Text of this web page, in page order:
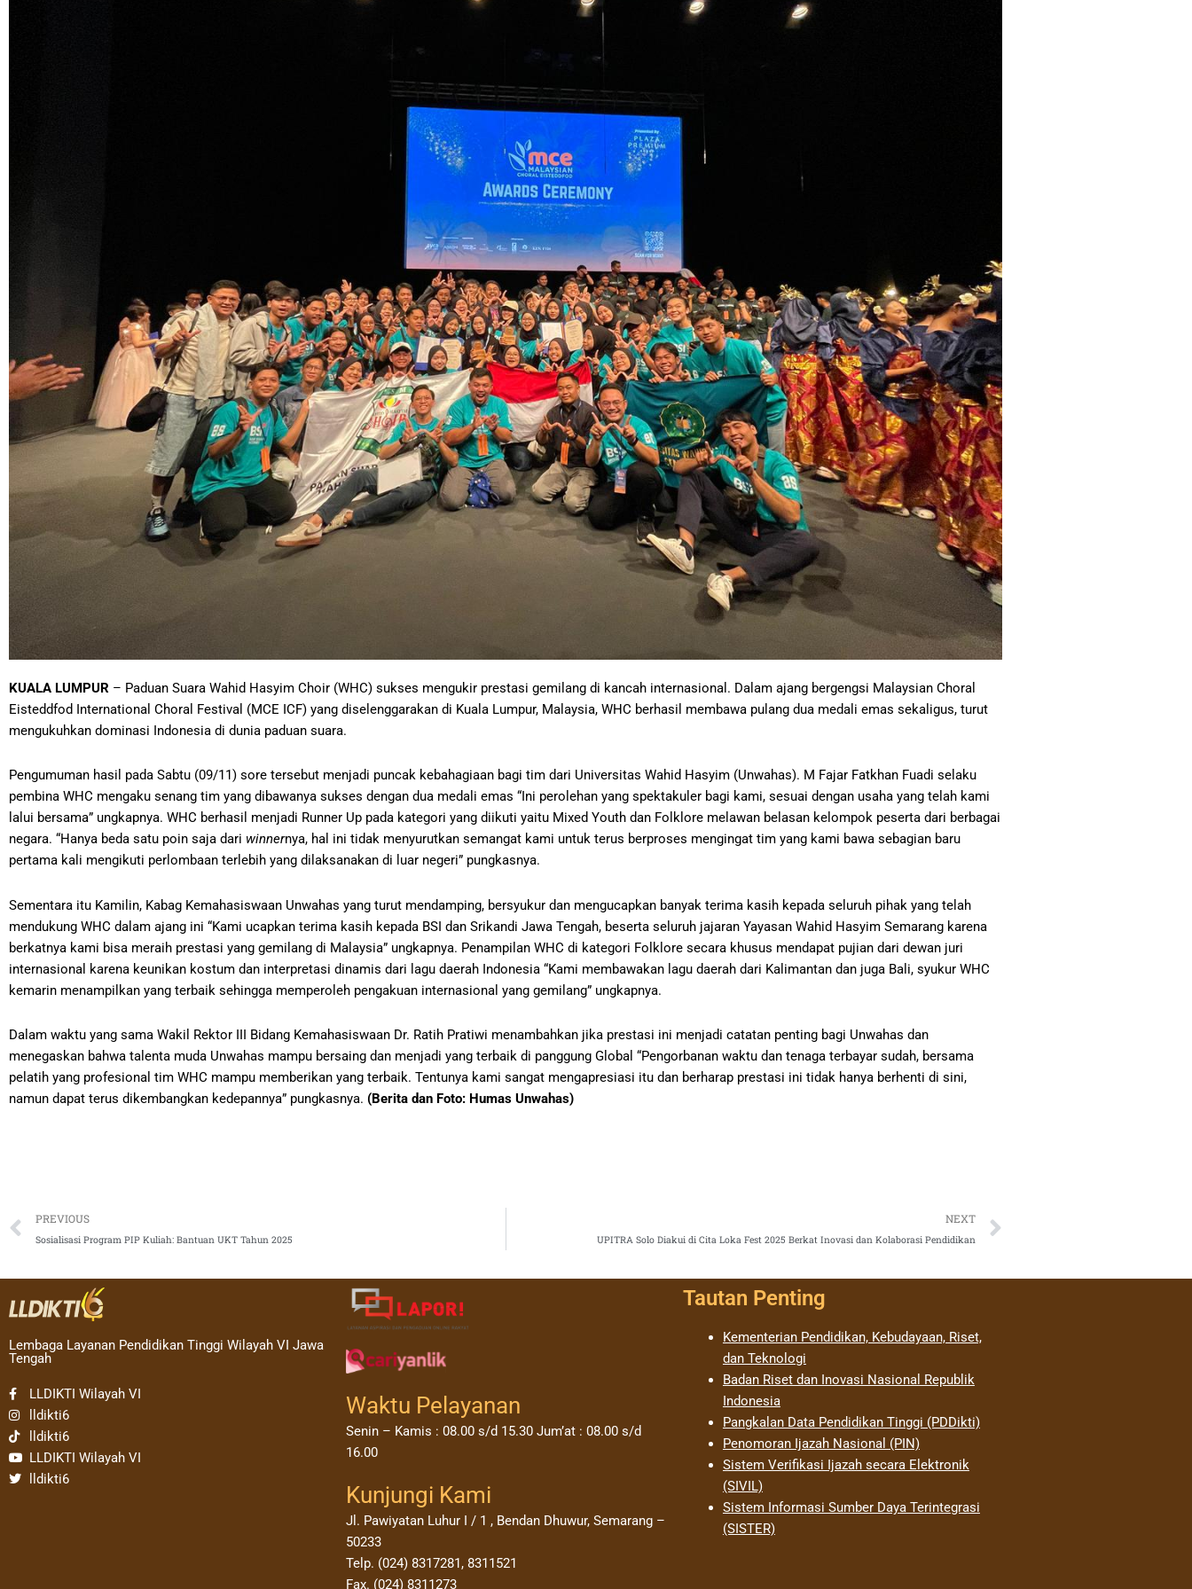
KUALA LUMPUR – Paduan Suara Wahid Hasyim Choir (WHC) sukses mengukir prestasi gemilang di kancah internasional. Dalam ajang bergengsi Malaysian Choral
Eisteddfod International Choral Festival (MCE ICF) yang diselenggarakan di Kuala Lumpur, Malaysia, WHC berhasil membawa pulang dua medali emas sekaligus, turut
mengukuhkan dominasi Indonesia di dunia paduan suara.
Pengumuman hasil pada Sabtu (09/11) sore tersebut menjadi puncak kebahagiaan bagi tim dari Universitas Wahid Hasyim (Unwahas). M Fajar Fatkhan Fuadi selaku
pembina WHC mengaku senang tim yang dibawanya sukses dengan dua medali emas “Ini perolehan yang spektakuler bagi kami, sesuai dengan usaha yang telah kami
lalui bersama” ungkapnya. WHC berhasil menjadi Runner Up pada kategori yang diikuti yaitu Mixed Youth dan Folklore melawan belasan kelompok peserta dari berbagai
negara. “Hanya beda satu poin saja dari winnernya, hal ini tidak menyurutkan semangat kami untuk terus berproses mengingat tim yang kami bawa sebagian baru
pertama kali mengikuti perlombaan terlebih yang dilaksanakan di luar negeri” pungkasnya.
Sementara itu Kamilin, Kabag Kemahasiswaan Unwahas yang turut mendamping, bersyukur dan mengucapkan banyak terima kasih kepada seluruh pihak yang telah
mendukung WHC dalam ajang ini “Kami ucapkan terima kasih kepada BSI dan Srikandi Jawa Tengah, beserta seluruh jajaran Yayasan Wahid Hasyim Semarang karena
berkatnya kami bisa meraih prestasi yang gemilang di Malaysia” ungkapnya. Penampilan WHC di kategori Folklore secara khusus mendapat pujian dari dewan juri
internasional karena keunikan kostum dan interpretasi dinamis dari lagu daerah Indonesia “Kami membawakan lagu daerah dari Kalimantan dan juga Bali, syukur WHC
kemarin menampilkan yang terbaik sehingga memperoleh pengakuan internasional yang gemilang” ungkapnya.
Dalam waktu yang sama Wakil Rektor III Bidang Kemahasiswaan Dr. Ratih Pratiwi menambahkan jika prestasi ini menjadi catatan penting bagi Unwahas dan
menegaskan bahwa talenta muda Unwahas mampu bersaing dan menjadi yang terbaik di panggung Global “Pengorbanan waktu dan tenaga terbayar sudah, bersama
pelatih yang profesional tim WHC mampu memberikan yang terbaik. Tentunya kami sangat mengapresiasi itu dan berharap prestasi ini tidak hanya berhenti di sini,
namun dapat terus dikembangkan kedepannya” pungkasnya. (Berita dan Foto: Humas Unwahas)
Prev
PREVIOUS
Sosialisasi Program PIP Kuliah: Bantuan UKT Tahun 2025
NEXT
UPITRA Solo Diakui di Cita Loka Fest 2025 Berkat Inovasi dan Kolaborasi Pendidikan
Lembaga Layanan Pendidikan Tinggi Wilayah VI Jawa
Tengah
LLDIKTI Wilayah VI
lldikti6
lldikti6
LLDIKTI Wilayah VI
lldikti6
Waktu Pelayanan
Senin – Kamis : 08.00 s/d 15.30 Jum’at : 08.00 s/d
16.00
Kunjungi Kami
Jl. Pawiyatan Luhur I / 1 , Bendan Dhuwur, Semarang –
50233
Telp. (024) 8317281, 8311521
Fax. (024) 8311273
Tautan Penting
Kementerian Pendidikan, Kebudayaan, Riset,
dan Teknologi
Badan Riset dan Inovasi Nasional Republik
Indonesia
Pangkalan Data Pendidikan Tinggi (PDDikti)
Penomoran Ijazah Nasional (PIN)
Sistem Verifikasi Ijazah secara Elektronik
(SIVIL)
Sistem Informasi Sumber Daya Terintegrasi
(SISTER)